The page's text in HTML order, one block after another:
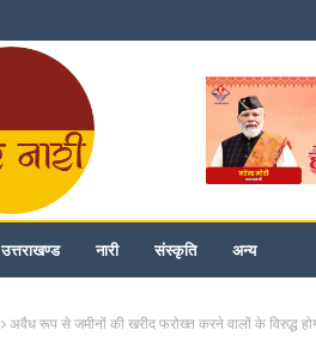
उत्तराखण्ड नारी संस्कृति अन्य
अवैध रूप से जमीनों की खरीद फरोख्त करने वालों के विरुद्ध